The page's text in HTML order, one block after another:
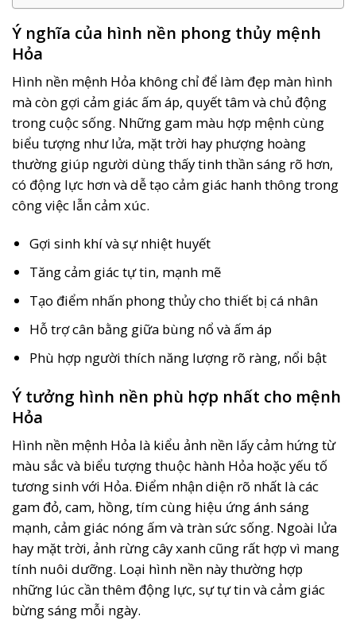
Ý nghĩa của hình nền phong thủy mệnh
Hỏa
Hình nền mệnh Hỏa không chỉ để làm đẹp màn hình
mà còn gợi cảm giác ấm áp, quyết tâm và chủ động
trong cuộc sống. Những gam màu hợp mệnh cùng
biểu tượng như lửa, mặt trời hay phượng hoàng
thường giúp người dùng thấy tinh thần sáng rõ hơn,
có động lực hơn và dễ tạo cảm giác hanh thông trong
công việc lẫn cảm xúc.
Gợi sinh khí và sự nhiệt huyết
Tăng cảm giác tự tin, mạnh mẽ
Tạo điểm nhấn phong thủy cho thiết bị cá nhân
Hỗ trợ cân bằng giữa bùng nổ và ấm áp
Phù hợp người thích năng lượng rõ ràng, nổi bật
Ý tưởng hình nền phù hợp nhất cho mệnh
Hỏa
Hình nền mệnh Hỏa là kiểu ảnh nền lấy cảm hứng từ
màu sắc và biểu tượng thuộc hành Hỏa hoặc yếu tố
tương sinh với Hỏa. Điểm nhận diện rõ nhất là các
gam đỏ, cam, hồng, tím cùng hiệu ứng ánh sáng
mạnh, cảm giác nóng ấm và tràn sức sống. Ngoài lửa
hay mặt trời, ảnh rừng cây xanh cũng rất hợp vì mang
tính nuôi dưỡng. Loại hình nền này thường hợp
những lúc cần thêm động lực, sự tự tin và cảm giác
bừng sáng mỗi ngày.